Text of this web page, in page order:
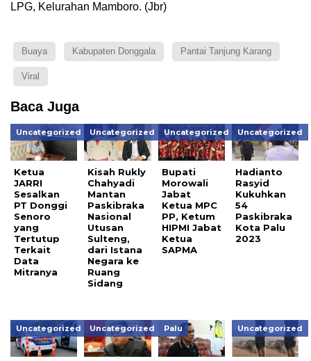
LPG, Kelurahan Mamboro. (Jbr)
Buaya Kabupaten Donggala Pantai Tanjung Karang
Viral
Baca Juga
Uncategorized
Ketua
JARRI
Sesalkan
PT Donggi
Senoro
yang
Tertutup
Terkait
Data
Mitranya
Uncategorized
Kisah Rukly
Chahyadi
Mantan
Paskibraka
Nasional
Utusan
Sulteng,
dari Istana
Negara ke
Ruang
Sidang
Uncategorized
Bupati
Morowali
Jabat
Ketua MPC
PP, Ketum
HIPMI Jabat
Ketua
SAPMA
Uncategorized
Hadianto
Rasyid
Kukuhkan
54
Paskibraka
Kota Palu
2023
Uncategorized Uncategorized Palu Uncategorized